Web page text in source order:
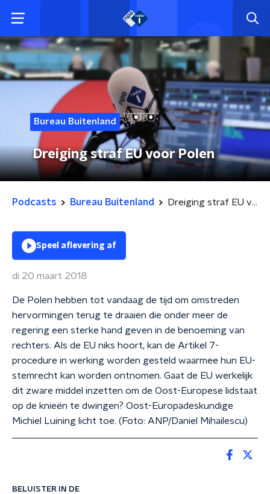
Bureau Buitenland
Dreiging straf EU voor Polen
Podcasts Bureau Buitenland Dreiging straf EU voor Polen
BELUISTER IN DE
Speel aflevering af
di 20 maart 2018
De Polen hebben tot vandaag de tijd om omstreden
hervormingen terug te draaien die onder meer de
regering een sterke hand geven in de benoeming van
rechters. Als de EU niks hoort, kan de Artikel 7-
procedure in werking worden gesteld waarmee hun EU-
stemrecht kan worden ontnomen. Gaat de EU werkelijk
dit zware middel inzetten om de Oost-Europese lidstaat
op de knieën te dwingen? Oost-Europadeskundige
Michiel Luining licht toe. (Foto: ANP/Daniel Mihailescu)